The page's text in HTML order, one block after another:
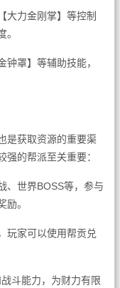
大力金刚掌】等控制
罩】等辅助技能，
是获取资源的重要渠
的帮派至关重要：
、世界BOSS等，参与
。
玩家可以使用帮贡兑
斗能力，为财力有限